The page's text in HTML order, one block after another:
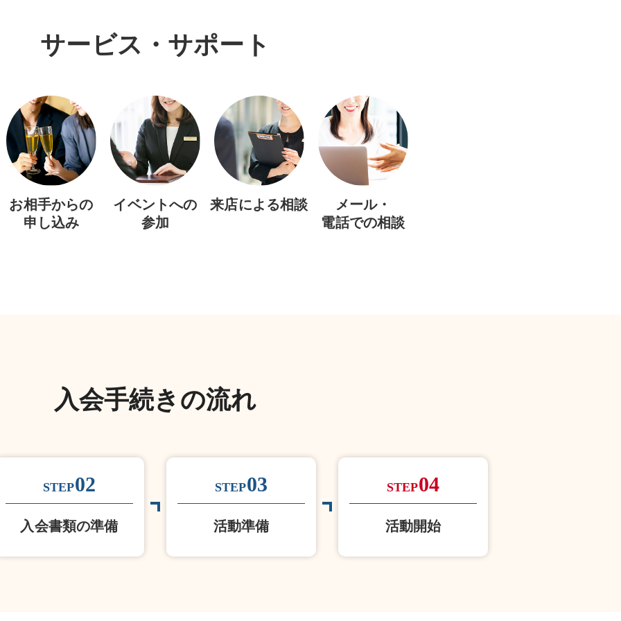
サービス・サポート
お相手からの
申し込み
イベントへの
参加
来店による相談
メール・
電話での相談
入会手続きの流れ
STEP02
入会書類の準備
STEP03
活動準備
STEP04
活動開始